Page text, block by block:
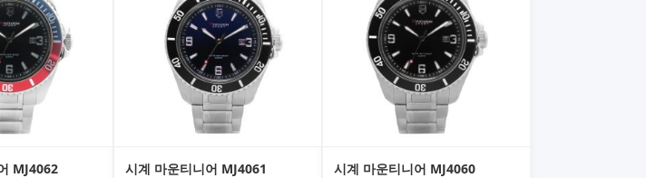
MJ4062 시계 마운티니어 MJ4061 시계 마운티니어 MJ4060